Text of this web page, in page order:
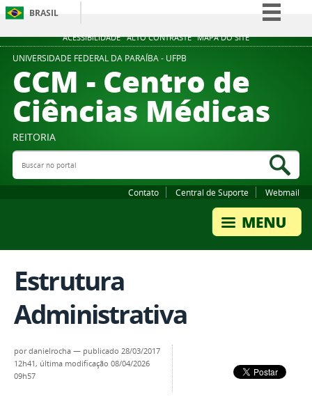
ACESSIBILIDADE ALTO CONTRASTE MAPA DO SITE
BRASIL
Simplifique!
Participe
Acesso à informação
Legislação
UNIVERSIDADE FEDERAL DA PARAÍBA - UFPB
CCM - Centro de
Ciências Médicas
REITORIA
Buscar no portal
Contato Central de Suporte Webmail
Estrutura
Administrativa
pordanielrocha — publicado 28/03/2017
12h41, última modificação 08/04/2026
09h57